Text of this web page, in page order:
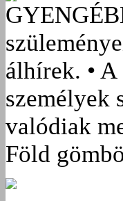
álhírek. •
személyek
valódiak
Föld